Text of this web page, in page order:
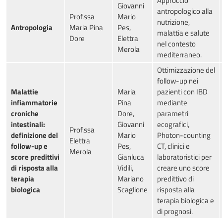
Antropologia
Prof.ssa
Maria Pina
Dore
Giovanni
Mario
Pes,
Elettra
Merola
antropologico alla
nutrizione,
malattia e salute
nel contesto
mediterraneo.
Malattie
infiammatorie
croniche
intestinali:
definizione del
follow-up e
score predittivi
di risposta alla
terapia
biologica
Prof.ssa
Elettra
Merola
Maria
Pina
Dore,
Giovanni
Mario
Pes,
Gianluca
Vidili,
Mariano
Scaglione
Ottimizzazione del
follow-up nei
pazienti con IBD
mediante
parametri
ecografici,
Photon-counting
CT, clinici e
laboratoristici per
creare uno score
predittivo di
risposta alla
terapia biologica e
di prognosi.